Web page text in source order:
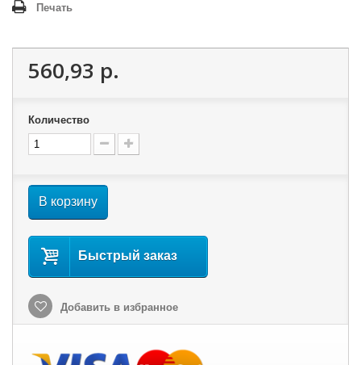
Печать
560,93 р.
Количество
В корзину
Быстрый заказ
Добавить в избранное